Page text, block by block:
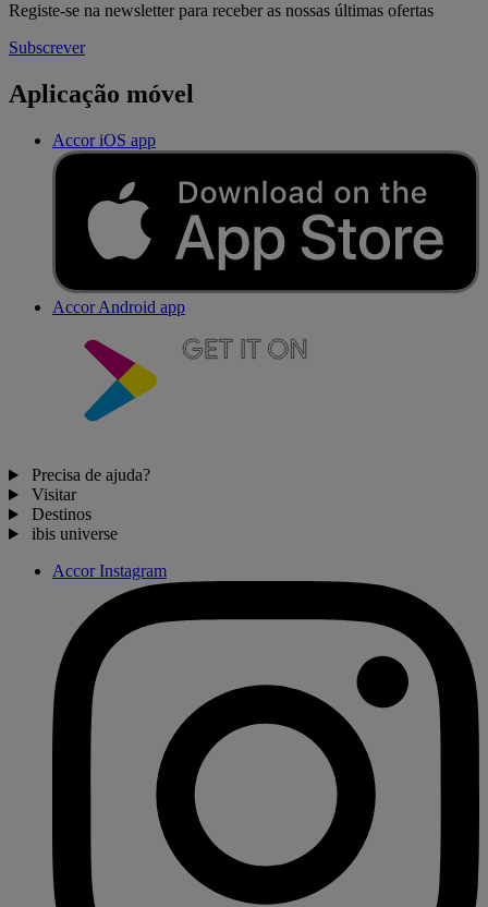
Registe-se na newsletter para receber as nossas últimas ofertas
Subscrever
Aplicação móvel
Accor iOS app
Accor Android app
Precisa de ajuda?
Visitar
Destinos
ibis universe
Accor Instagram